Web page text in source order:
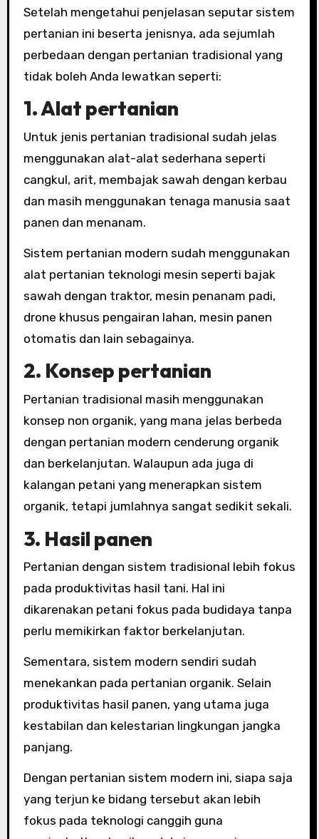
Setelah mengetahui penjelasan seputar sistem
pertanian ini beserta jenisnya, ada sejumlah
perbedaan dengan pertanian tradisional yang
tidak boleh Anda lewatkan seperti:
1. Alat pertanian
Untuk jenis pertanian tradisional sudah jelas
menggunakan alat-alat sederhana seperti
cangkul, arit, membajak sawah dengan kerbau
dan masih menggunakan tenaga manusia saat
panen dan menanam.
Sistem pertanian modern sudah menggunakan
alat pertanian teknologi mesin seperti bajak
sawah dengan traktor, mesin penanam padi,
drone khusus pengairan lahan, mesin panen
otomatis dan lain sebagainya.
2. Konsep pertanian
Pertanian tradisional masih menggunakan
konsep non organik, yang mana jelas berbeda
dengan pertanian modern cenderung organik
dan berkelanjutan. Walaupun ada juga di
kalangan petani yang menerapkan sistem
organik, tetapi jumlahnya sangat sedikit sekali.
3. Hasil panen
Pertanian dengan sistem tradisional lebih fokus
pada produktivitas hasil tani. Hal ini
dikarenakan petani fokus pada budidaya tanpa
perlu memikirkan faktor berkelanjutan.
Sementara, sistem modern sendiri sudah
menekankan pada pertanian organik. Selain
produktivitas hasil panen, yang utama juga
kestabilan dan kelestarian lingkungan jangka
panjang.
Dengan pertanian sistem modern ini, siapa saja
yang terjun ke bidang tersebut akan lebih
fokus pada teknologi canggih guna